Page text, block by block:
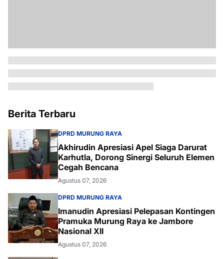
Berita Terbaru
DPRD MURUNG RAYA
Akhirudin Apresiasi Apel Siaga Darurat
Karhutla, Dorong Sinergi Seluruh Elemen
Cegah Bencana
Agustus 07, 2026
DPRD MURUNG RAYA
Imanudin Apresiasi Pelepasan Kontingen
Pramuka Murung Raya ke Jambore
Nasional XII
Agustus 07, 2026